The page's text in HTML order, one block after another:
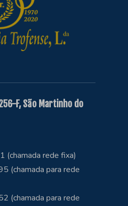
F, São Martinho do
rede fixa)
(chamada para rede
(chamada para rede